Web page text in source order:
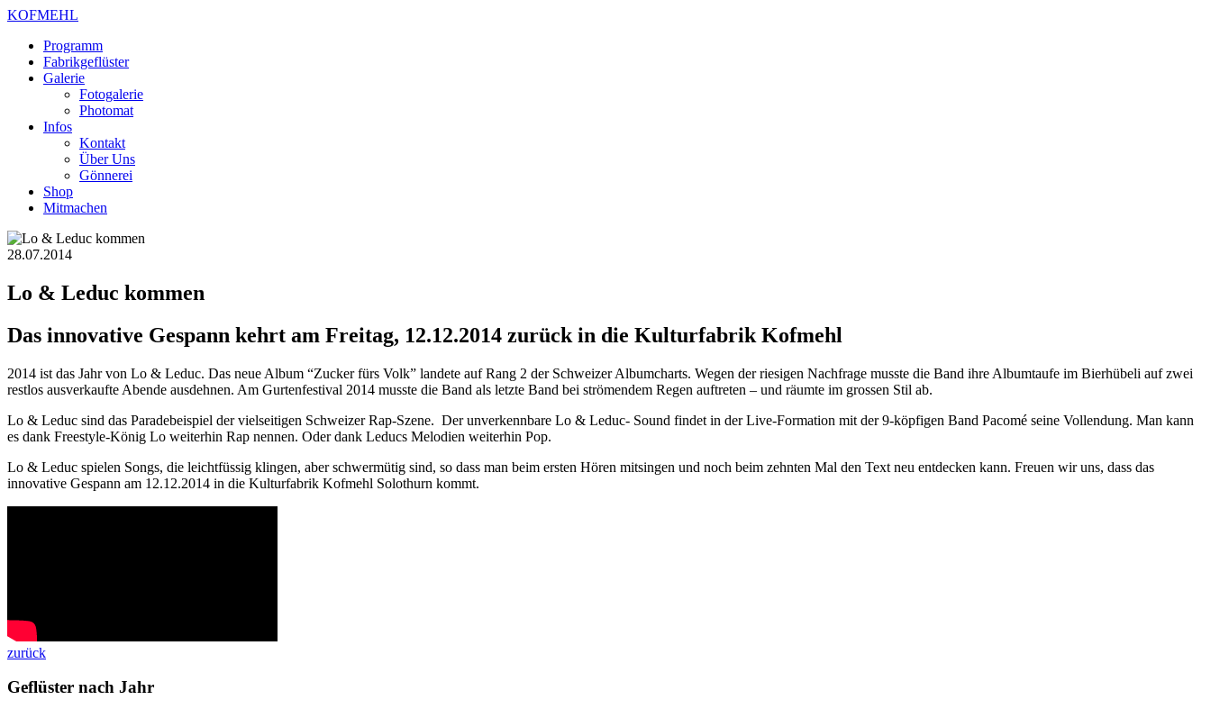
KOFMEHL
Programm
Fabrikgeflüster
Galerie
Fotogalerie
Photomat
Infos
Kontakt
Über Uns
Gönnerei
Shop
Mitmachen
28.07.2014
Lo & Leduc kommen
Das innovative Gespann kehrt am Freitag, 12.12.2014 zurück in die Kulturfabrik Kofmehl
2014 ist das Jahr von Lo & Leduc. Das neue Album “Zucker fürs Volk” landete auf Rang 2 der Schweizer Albumcharts. Wegen der riesigen Nachfrage musste die Band ihre Albumtaufe im Bierhübeli auf zwei
restlos ausverkaufte Abende ausdehnen. Am Gurtenfestival 2014 musste die Band als letzte Band bei strömendem Regen auftreten – und räumte im grossen Stil ab.
Lo & Leduc sind das Paradebeispiel der vielseitigen Schweizer Rap-Szene. Der unverkennbare Lo & Leduc- Sound findet in der Live-Formation mit der 9-köpfigen Band Pacomé seine Vollendung. Man kann
es dank Freestyle-König Lo weiterhin Rap nennen. Oder dank Leducs Melodien weiterhin Pop.
Lo & Leduc spielen Songs, die leichtfüssig klingen, aber schwermütig sind, so dass man beim ersten Hören mitsingen und noch beim zehnten Mal den Text neu entdecken kann. Freuen wir uns, dass das
innovative Gespann am 12.12.2014 in die Kulturfabrik Kofmehl Solothurn kommt.
zurück
Geflüster nach Jahr